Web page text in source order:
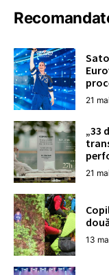
21
„33
21
13